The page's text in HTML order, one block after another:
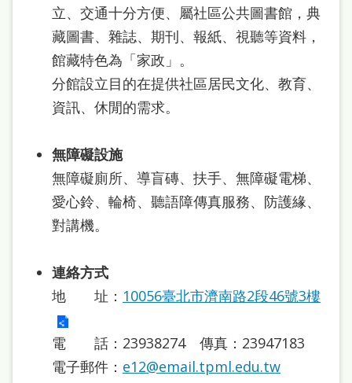
立、交通十分方便、屬社區公共圖書館，典
藏圖書、雜誌、期刊、報紙、視聽等資料，
館藏特色為「家政」。
分館設立目的在提供社區居民文化、教育、
資訊、休閒的需求。
無障礙設施
無障礙廁所、導盲磚、扶手、無障礙電梯、
愛心鈴、輪椅、聽語障傳真服務、防護緣、
對講機。
連絡方式
地 址： 10056臺北市濟南路2段46號3樓
電 話：23938274 傳真：23947183
電子郵件： e12@email.tpml.edu.tw